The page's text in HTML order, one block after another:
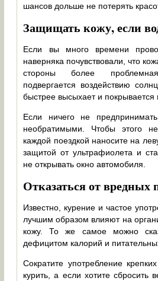
шансов дольше не потерять
Защищать кожу, если
Если вы много времени
наверняка почувствовали, что
стороны более
подвергается воздействию
быстрее высыхает и
Если ничего не
необратимыми. Чтобы этого
каждой поездкой наносите на
защитой от ультрафиолета и
не открывать окно автомобиля.
Отказаться от вредных
Известно, курение и частое
лучшим образом влияют на
кожу. То же самое можно
дефицитом калорий и
Сократите употребление
курить, а если хотите сбросить